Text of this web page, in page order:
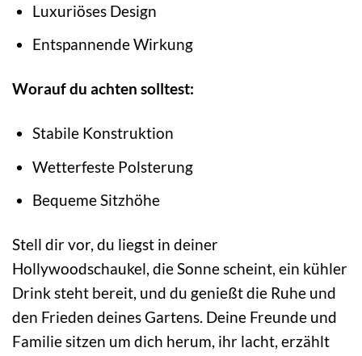
Luxuriöses Design
Entspannende Wirkung
Worauf du achten solltest:
Stabile Konstruktion
Wetterfeste Polsterung
Bequeme Sitzhöhe
Stell dir vor, du liegst in deiner
Hollywoodschaukel, die Sonne scheint, ein kühler
Drink steht bereit, und du genießt die Ruhe und
den Frieden deines Gartens. Deine Freunde und
Familie sitzen um dich herum, ihr lacht, erzählt